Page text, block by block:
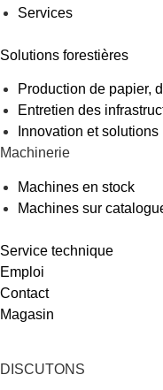
Services
Solutions forestières
Production de papier,
Entretien des
Innovation et
Machinerie
Machines en stock
Machines sur
Service technique
Emploi
Contact
Magasin
DISCUTONS